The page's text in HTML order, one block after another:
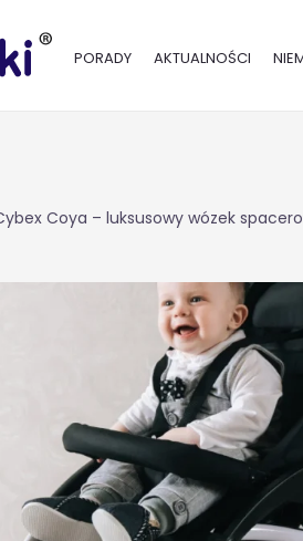
PORADY AKTUALNOŚCI
Coya – luksusowy wózek